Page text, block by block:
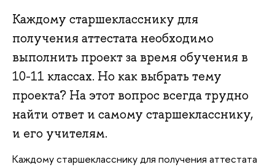
Каждому старшекласснику для
получения аттестата необходимо
выполнить проект за время обучения в
10-11 классах. Но как выбрать тему
проекта? На этот вопрос всегда трудно
найти ответ и самому старшекласснику,
и его учителям.
Каждому старшекласснику для получения аттестата